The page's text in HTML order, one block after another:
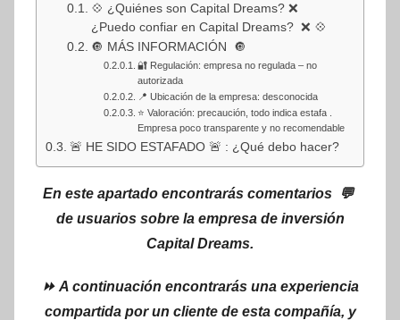
💠 ¿Quiénes son Capital Dreams? ❌
¿Puedo confiar en Capital Dreams? ❌ 💠
🔘 MÁS INFORMACIÓN 🔘
🔐 Regulación: empresa no regulada – no
autorizada
📍 Ubicación de la empresa: desconocida
⭐ Valoración: precaución, todo indica estafa .
Empresa poco transparente y no recomendable
🚨 HE SIDO ESTAFADO 🚨 : ¿Qué debo hacer?
En este apartado encontrarás comentarios 💬
de usuarios sobre la empresa de inversión
Capital Dreams.
⏩ A continuación encontrarás una experiencia
compartida por un cliente de esta compañía, y